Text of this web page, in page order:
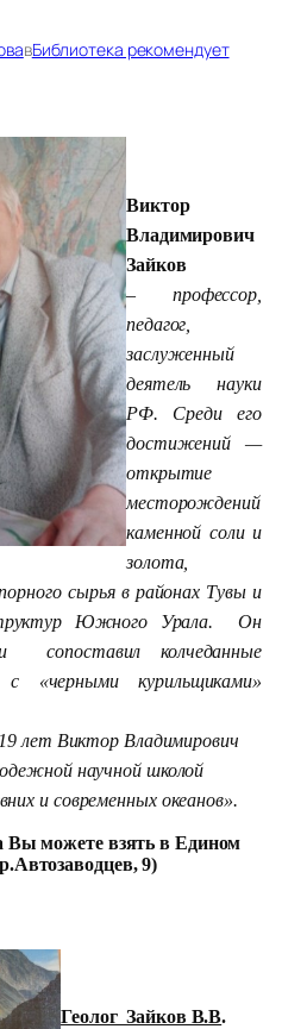
вБиблиотека рекомендует
Виктор
Владимирович
Зайков
– профессор,
педагог,
заслуженный
деятель науки
РФ. Среди его
достижений —
открытие
месторождений
каменной соли и
золота,
сырья в районах Тувы и
структур Южного Урала. Он
колчеданные
курильщиками»
лет Виктор Владимирович
научной школой
и современных океанов».
Вы можете взять в Едином
9)
Геолог Зайков В.В.